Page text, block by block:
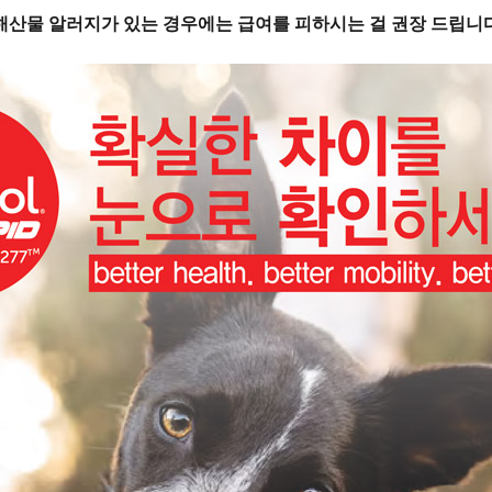
산물 알러지가 있는 경우에는 급여를 피하시는 걸 권장 드립니